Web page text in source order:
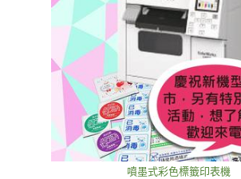
噴墨式彩色標籤印表機